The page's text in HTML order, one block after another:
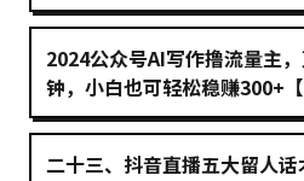
2024公众号AI写作撸流量主
钟，小白也可轻松稳赚300+【
二十三、抖音直播五大留人话